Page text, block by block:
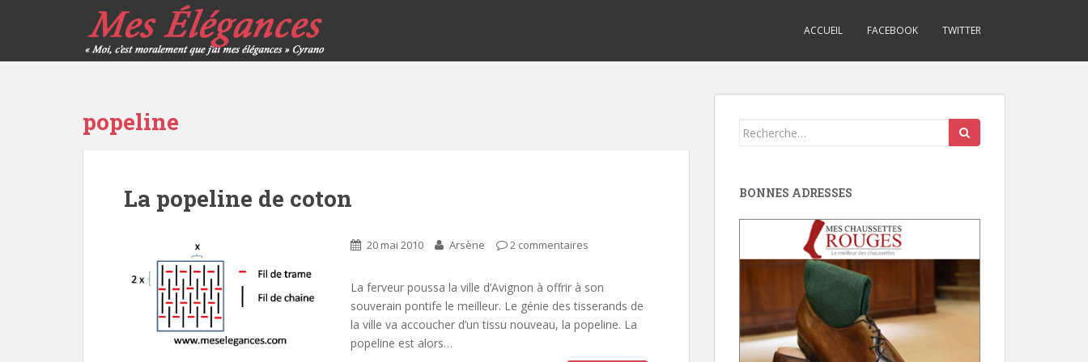
ACCUEIL FACEBOOK TWITTER
popeline
La popeline de coton
20 mai 2010 Arsène 2 commentaires
La ferveur poussa la ville d’Avignon à offrir à son
souverain pontife le meilleur. Le génie des tisserands de
la ville va accoucher d’un tissu nouveau, la popeline. La
popeline est alors…
Search
BONNES ADRESSES